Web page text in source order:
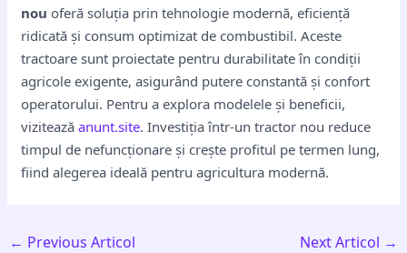
nou oferă soluția prin tehnologie modernă, eficiență
ridicată și consum optimizat de combustibil. Aceste
tractoare sunt proiectate pentru durabilitate în condiții
agricole exigente, asigurând putere constantă și confort
operatorului. Pentru a explora modelele și beneficii,
viziteazăanunt.site. Investiția într-un tractor nou reduce
timpul de nefuncționare și crește profitul pe termen lung,
fiind alegerea ideală pentru agricultura modernă.
← Previous Articol Next Articol →